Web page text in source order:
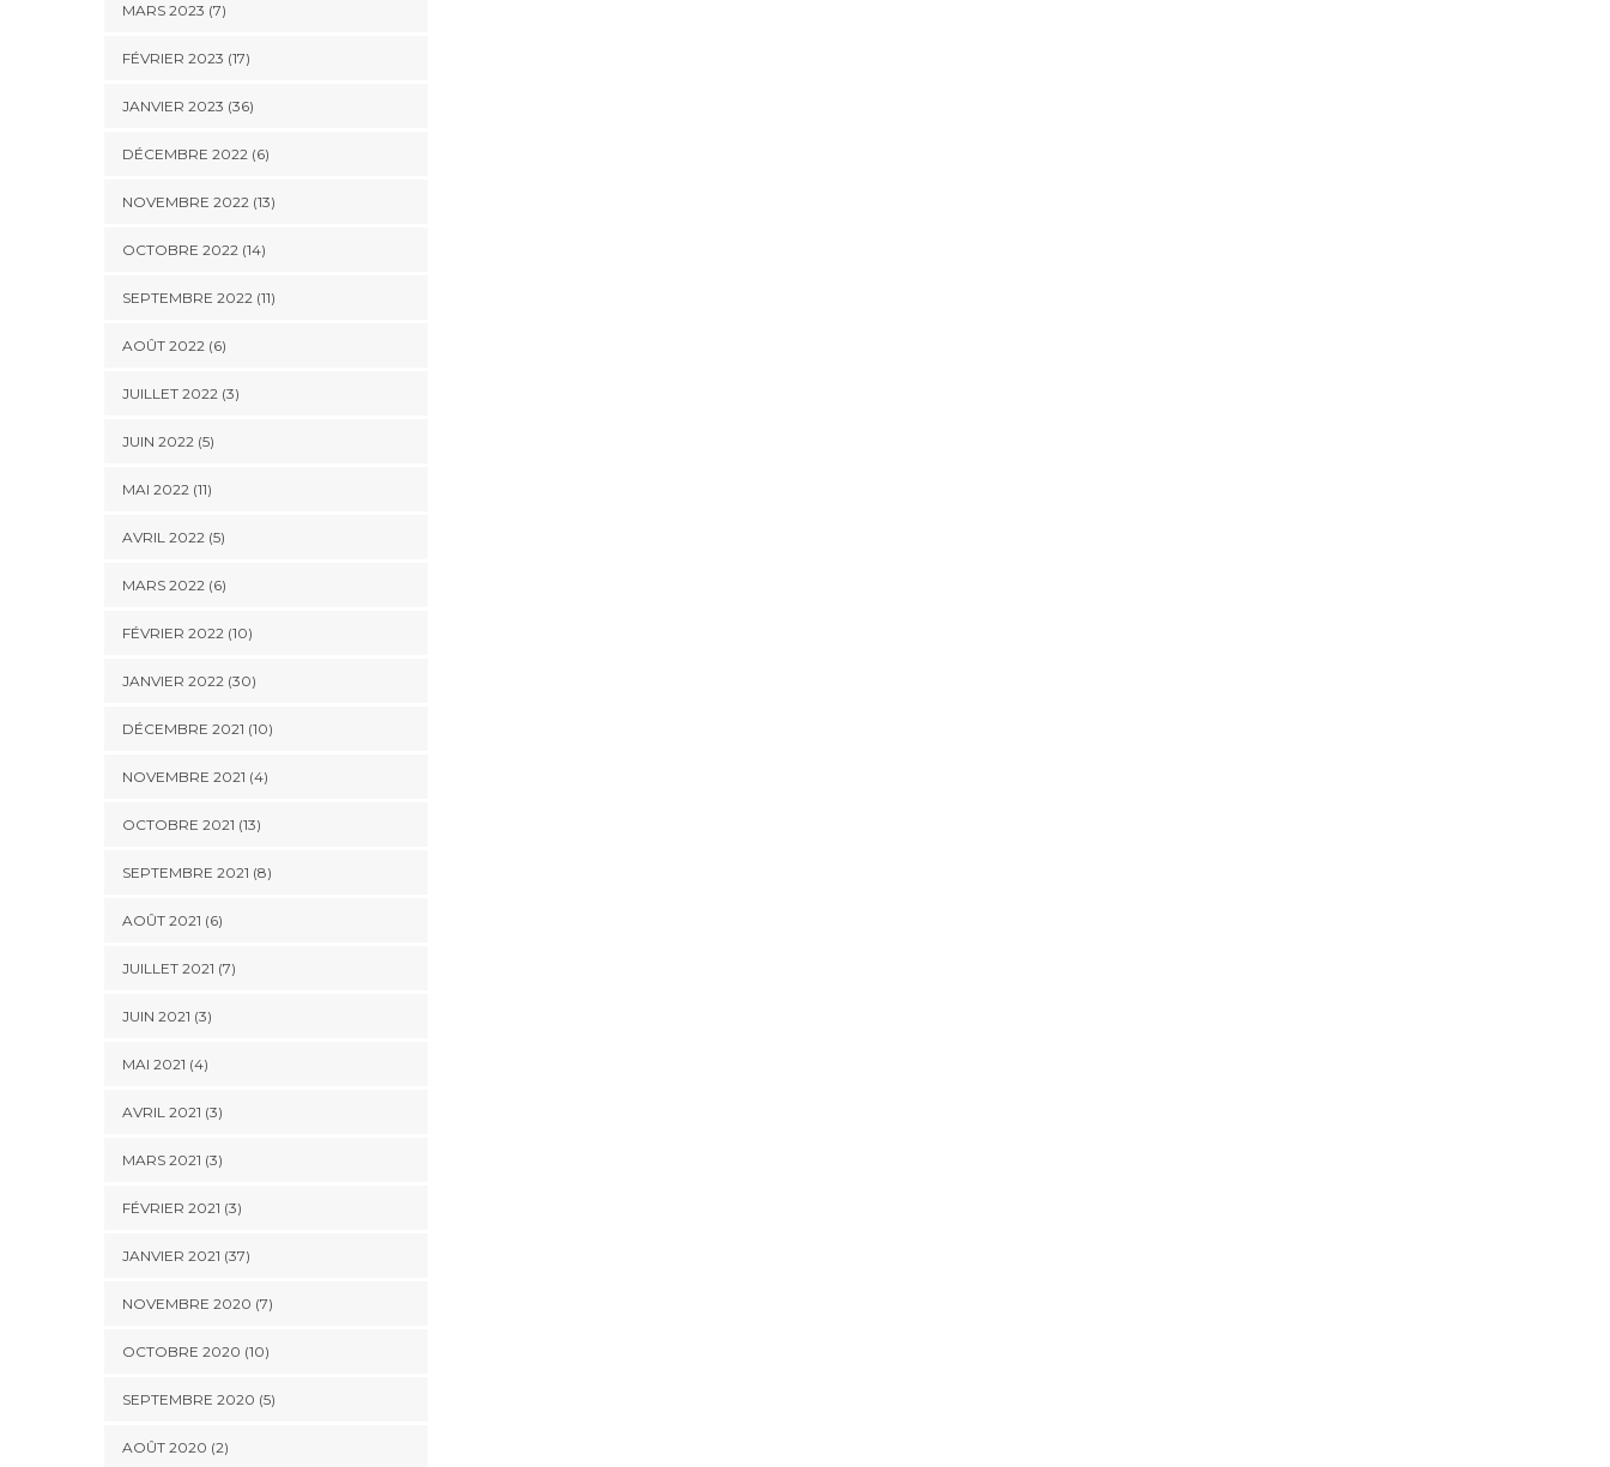
MARS 2023 (7)
FÉVRIER 2023 (17)
JANVIER 2023 (36)
DÉCEMBRE 2022 (6)
NOVEMBRE 2022 (13)
OCTOBRE 2022 (14)
SEPTEMBRE 2022 (11)
AOÛT 2022 (6)
JUILLET 2022 (3)
JUIN 2022 (5)
MAI 2022 (11)
AVRIL 2022 (5)
MARS 2022 (6)
FÉVRIER 2022 (10)
JANVIER 2022 (30)
DÉCEMBRE 2021 (10)
NOVEMBRE 2021 (4)
OCTOBRE 2021 (13)
SEPTEMBRE 2021 (8)
AOÛT 2021 (6)
JUILLET 2021 (7)
JUIN 2021 (3)
MAI 2021 (4)
AVRIL 2021 (3)
MARS 2021 (3)
FÉVRIER 2021 (3)
JANVIER 2021 (37)
NOVEMBRE 2020 (7)
OCTOBRE 2020 (10)
SEPTEMBRE 2020 (5)
AOÛT 2020 (2)